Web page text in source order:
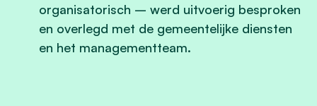
organisatorisch – werd uitvoerig besproken
en overlegd met de gemeentelijke diensten
en het managementteam.